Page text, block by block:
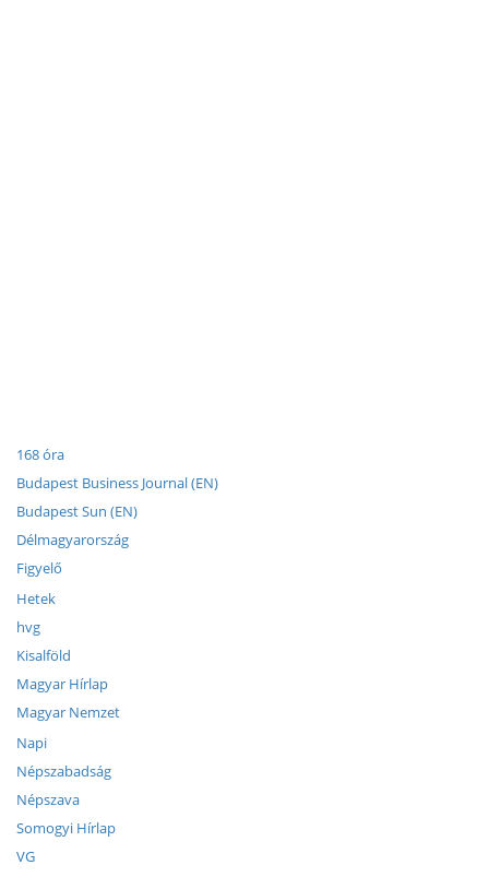
168 óra
Budapest Business Journal (EN)
Budapest Sun (EN)
Délmagyarország
Figyelő
Hetek
hvg
Kisalföld
Magyar Hírlap
Magyar Nemzet
Napi
Népszabadság
Népszava
Somogyi Hírlap
VG